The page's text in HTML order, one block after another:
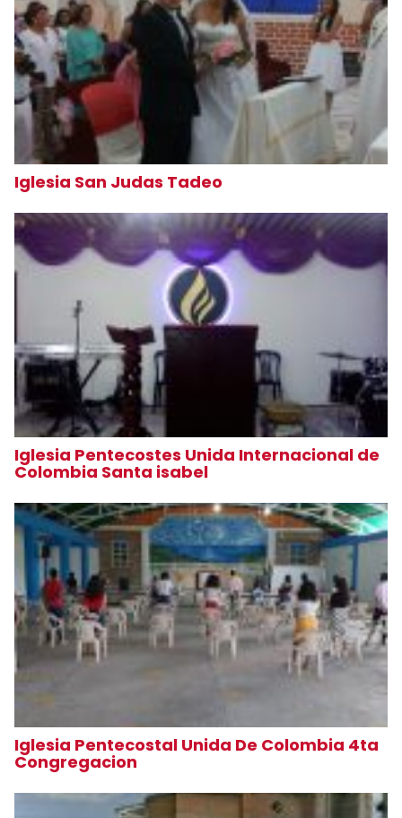
Iglesia San Judas Tadeo
Iglesia Pentecostes Unida Internacional de
Colombia Santa isabel
Iglesia Pentecostal Unida De Colombia 4ta
Congregacion